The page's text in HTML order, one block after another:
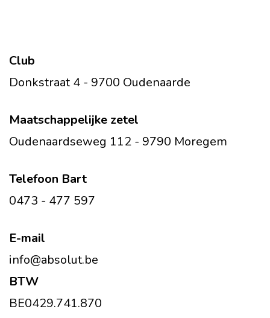
Club
Donkstraat 4 - 9700 Oudenaarde
Maatschappelijke zetel
Oudenaardseweg 112 - 9790 Moregem
Telefoon Bart
0473 - 477 597
E-mail
info@absolut.be
BTW
BE0429.741.870